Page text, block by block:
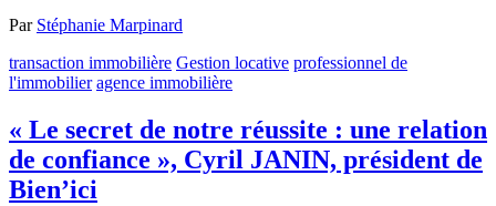
Par Stéphanie Marpinard
transaction immobilière Gestion locative professionnel de
l'immobilier agence immobilière
« Le secret de notre réussite : une relation
de confiance », Cyril JANIN, président de
Bien’ici